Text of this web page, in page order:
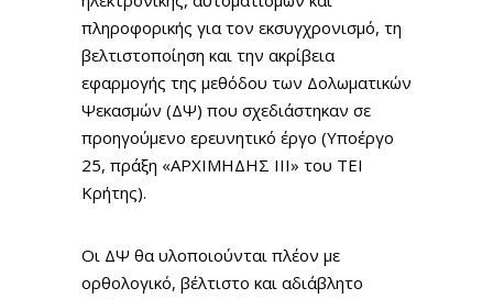
πληροφορικής για τον εκσυγχρονισμό, τη
βελτιστοποίηση και την ακρίβεια
εφαρμογής της μεθόδου των Δολωματικών
Ψεκασμών (ΔΨ) που σχεδιάστηκαν σε
προηγούμενο ερευνητικό έργο (Υποέργο
25, πράξη «ΑΡΧΙΜΗΔΗΣ ΙΙΙ» του ΤΕΙ
Κρήτης).
Οι ΔΨ θα υλοποιούνται πλέον με
ορθολογικό, βέλτιστο και αδιάβλητο